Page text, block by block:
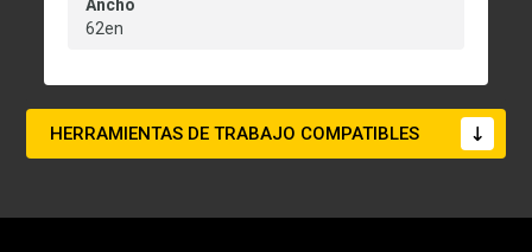
Ancho
62en
HERRAMIENTAS DE TRABAJO COMPATIBLES